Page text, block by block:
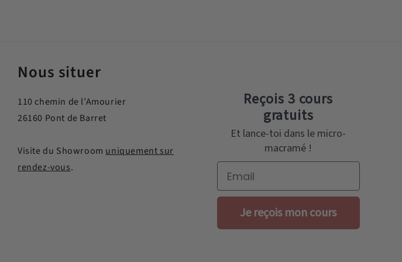
Nous situer
110 chemin de l’Amourier
26160 Pont de Barret
Visite du Showroom uniquement sur
rendez-vous.
Reçois 3 cours
gratuits
Et lance-toi dans le micro-
macramé !
Email
Je reçois mon cours